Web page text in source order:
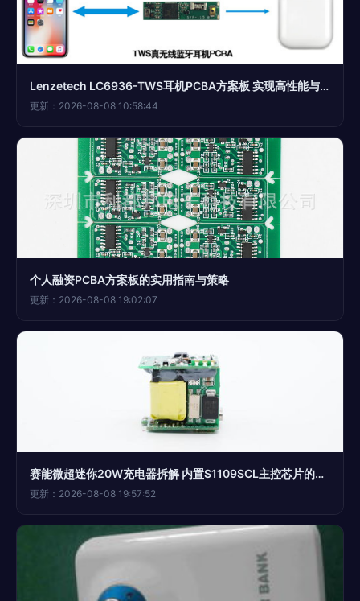
Lenzetech LC6936-TWS耳机PCBA方案板 实现高性能与低功耗的完美平衡
更新：2026-08-08 10:58:44
个人融资PCBA方案板的实用指南与策略
更新：2026-08-08 19:02:07
赛能微超迷你20W充电器拆解 内置S1109SCL主控芯片的PCBA方案板深度解析
更新：2026-08-08 19:57:52